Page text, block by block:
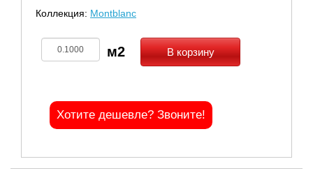
Коллекция: Montblanc
В корзину
Хотите дешевле? Звоните!